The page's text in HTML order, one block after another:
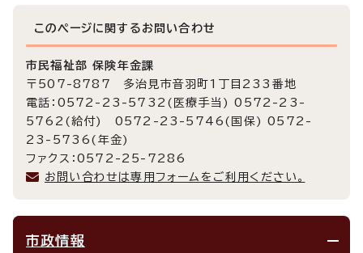
このページに関する お問い合わせ
市民福祉部 保険年金課
〒507-8787 多治見市音羽町1丁目233番地
電話：0572-23-5732(医療手当) 0572-23-
5762(給付) 0572-23-5746(国保) 0572-
23-5736(年金)
ファクス：0572-25-7286
お問い合わせは専用フォームをご利用ください。
市政情報